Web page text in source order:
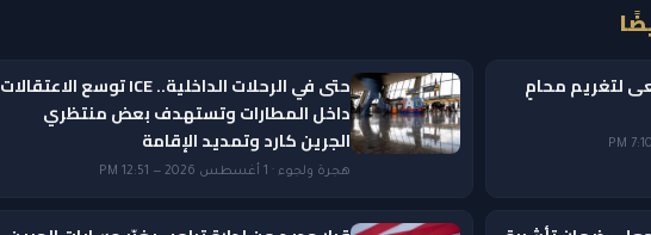
لتغريم محامٍ
حتى في الرحلات الداخلية.. ICE توسع الاعتقالات
داخل المطارات وتستهدف بعض منتظري
الجرين كارد وتمديد الإقامة
هجرة ولجوء · 1 أغسطس 2026 — 12:51 PM